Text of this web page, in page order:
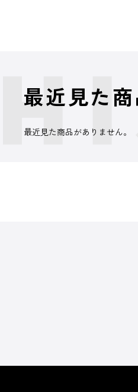
最近見た商
最近見た商品がありません。